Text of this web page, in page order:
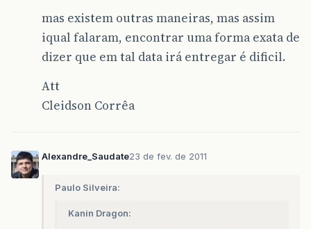
mas existem outras maneiras, mas assim
iqual falaram, encontrar uma forma exata de
dizer que em tal data irá entregar é dificil.
Att
Cleidson Corrêa
Alexandre_Saudate23 de fev. de 2011
Paulo Silveira:
Kanin Dragon: